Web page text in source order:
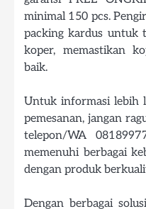
minimal 150 pcs.
packing kardus untuk
koper, memastikan
baik.
Untuk informasi lebih
pemesanan, jangan
telepon/WA
memenuhi berbagai
dengan produk
Dengan berbagai